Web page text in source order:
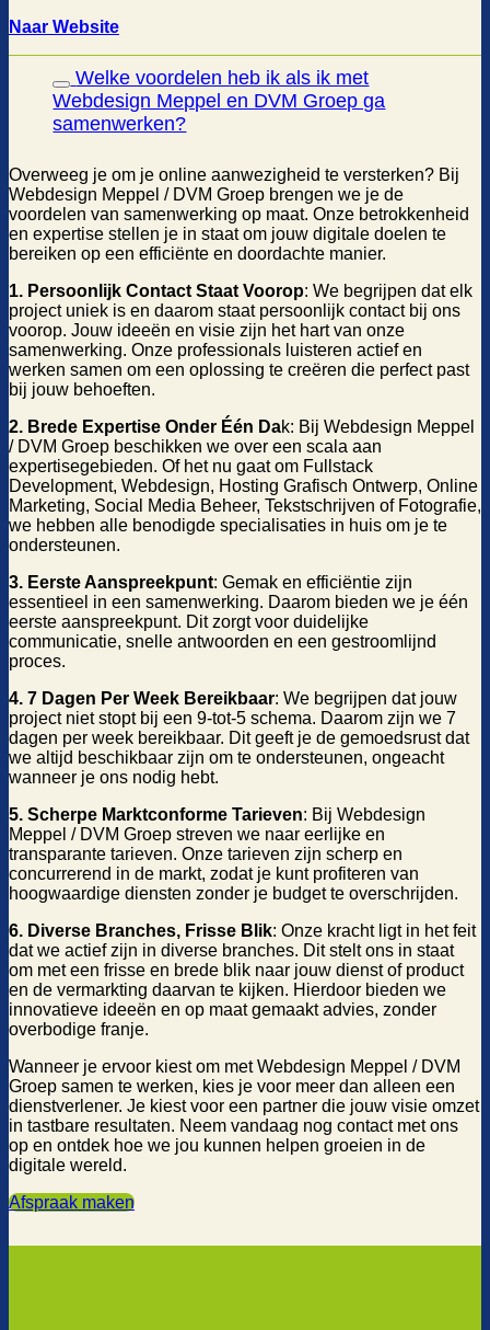
Naar Website
Welke voordelen heb ik als ik met
Webdesign Meppel en DVM Groep ga
samenwerken?
Overweeg je om je online aanwezigheid te versterken? Bij
Webdesign Meppel / DVM Groep brengen we je de
voordelen van samenwerking op maat. Onze betrokkenheid
en expertise stellen je in staat om jouw digitale doelen te
bereiken op een efficiënte en doordachte manier.
1. Persoonlijk Contact Staat Voorop: We begrijpen dat elk
project uniek is en daarom staat persoonlijk contact bij ons
voorop. Jouw ideeën en visie zijn het hart van onze
samenwerking. Onze professionals luisteren actief en
werken samen om een oplossing te creëren die perfect past
bij jouw behoeften.
2. Brede Expertise Onder Één Dak: Bij Webdesign Meppel
/ DVM Groep beschikken we over een scala aan
expertisegebieden. Of het nu gaat om Fullstack
Development, Webdesign, Hosting Grafisch Ontwerp, Online
Marketing, Social Media Beheer, Tekstschrijven of Fotografie,
we hebben alle benodigde specialisaties in huis om je te
ondersteunen.
3. Eerste Aanspreekpunt: Gemak en efficiëntie zijn
essentieel in een samenwerking. Daarom bieden we je één
eerste aanspreekpunt. Dit zorgt voor duidelijke
communicatie, snelle antwoorden en een gestroomlijnd
proces.
4. 7 Dagen Per Week Bereikbaar: We begrijpen dat jouw
project niet stopt bij een 9-tot-5 schema. Daarom zijn we 7
dagen per week bereikbaar. Dit geeft je de gemoedsrust dat
we altijd beschikbaar zijn om te ondersteunen, ongeacht
wanneer je ons nodig hebt.
5. Scherpe Marktconforme Tarieven: Bij Webdesign
Meppel / DVM Groep streven we naar eerlijke en
transparante tarieven. Onze tarieven zijn scherp en
concurrerend in de markt, zodat je kunt profiteren van
hoogwaardige diensten zonder je budget te overschrijden.
6. Diverse Branches, Frisse Blik: Onze kracht ligt in het feit
dat we actief zijn in diverse branches. Dit stelt ons in staat
om met een frisse en brede blik naar jouw dienst of product
en de vermarkting daarvan te kijken. Hierdoor bieden we
innovatieve ideeën en op maat gemaakt advies, zonder
overbodige franje.
Wanneer je ervoor kiest om met Webdesign Meppel / DVM
Groep samen te werken, kies je voor meer dan alleen een
dienstverlener. Je kiest voor een partner die jouw visie omzet
in tastbare resultaten. Neem vandaag nog contact met ons
op en ontdek hoe we jou kunnen helpen groeien in de
digitale wereld.
Afspraak maken